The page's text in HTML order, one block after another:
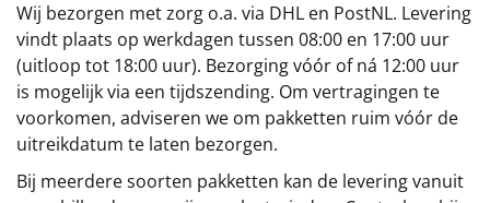
Wij bezorgen met zorg o.a. via DHL en PostNL. Levering
vindt plaats op werkdagen tussen 08:00 en 17:00 uur
(uitloop tot 18:00 uur). Bezorging vóór of ná 12:00 uur
is mogelijk via een tijdszending. Om vertragingen te
voorkomen, adviseren we om pakketten ruim vóór de
uitreikdatum te laten bezorgen.
Bij meerdere soorten pakketten kan de levering vanuit